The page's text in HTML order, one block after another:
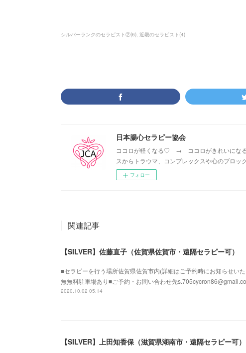
シルバーランクのセラピスト②(6) 近畿のセラピスト (4)
日本腸心セラピー協会
ココロが軽くなる♡ → ココロがきれいにな
スからトラウマ、コンプレックスや心のブロッ
フォロー
関連記事
【SILVER】佐藤直子（佐賀県佐賀市・遠隔セラピー可）
■セラピーを行う場所佐賀県佐賀市内(詳細はご予約時にお知らせい
無無料駐車場あり■ご予約・お問い合わせ先
2020.10.02 05:14
【SILVER】上田知香保（滋賀県湖南市・遠隔セラピー可）